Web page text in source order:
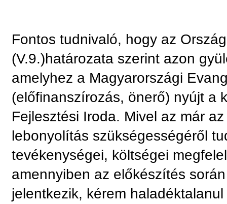
Fontos tudnivaló, hogy az
(V.9.)határozata szerint azon
amelyhez a Magyarországi
(előfinanszírozás, önerő) nyújt a
Fejlesztési Iroda. Mivel az már
lebonyolítás szükségességéről
tevékenységei, költségei
amennyiben az előkészítés
jelentkezik, kérem